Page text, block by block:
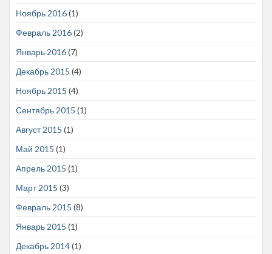
Ноябрь 2016(1)
Февраль 2016(2)
Январь 2016(7)
Декабрь 2015 (4)
Ноябрь 2015 (4)
Сентябрь 2015 (1)
Август 2015 (1)
Май 2015 (1)
Апрель 2015 (1)
Март 2015 (3)
Февраль 2015 (8)
Январь 2015 (1)
Декабрь 2014(1)